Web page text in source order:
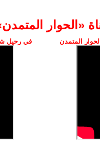
‫«الحوار
المتمدن في رحيل